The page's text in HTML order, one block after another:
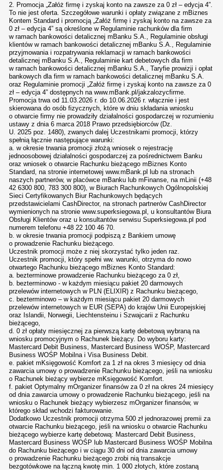
2. Promocja „Załóż firmę i zyskaj konto na zawsze za 0 zł – edycja 4”.
To nie jest oferta. Szczegółowe warunki i opłaty związane z mBiznes
Kontem Standard i promocją „Załóż firmę i zyskaj konto na zawsze za
0 zł – edycja 4” są określone w Regulaminie rachunków dla firm
w ramach bankowości detalicznej mBanku S.A., Regulaminie obsługi
klientów w ramach bankowości detalicznej mBanku S.A., Regulaminie
przyjmowania i rozpatrywania reklamacji w ramach bankowości
detalicznej mBanku S.A., Regulaminie kart debetowych dla firm
w ramach bankowości detalicznej mBanku S.A., Taryfie prowizji i opłat
bankowych dla firm w ramach bankowości detalicznej mBanku S.A.
oraz Regulaminie promocji „Załóż firmę i zyskaj konto na zawsze za 0
zł – edycja 4” dostępnych na www.mBank.pl/jakzalozycfirme.
Promocja trwa od 11.03.2026 r. do 10.06.2026 r. włącznie i jest
skierowana do osób fizycznych, które w dniu składania wniosku
o otwarcie firmy nie prowadziły działalności gospodarczej w rozumieniu
ustawy z dnia 6 marca 2018 Prawo przedsiębiorców (Dz.
U. 2025 poz. 1480), zwanych dalej Uczestnikami promocji, którzy
spełnią łącznie następujące warunki:
a. w okresie trwania promocji złożą wniosek o rejestrację
jednoosobowej działalności gospodarczej za pośrednictwem Banku
oraz wniosek o otwarcie Rachunku bieżącego mBiznes Konto
Standard, na stronie internetowej www.mBank.pl lub na stronach
naszych partnerów, w placówce mBanku lub mFinanse, na mLinii (+48
42 6300 800, 783 300 800), w Biurach Rachunkowych Ogólnopolskiej
Sieci Certyfikowanych Biur Rachunkowych będących
przedstawicielami CashDirector, na stronach partnerów CashDirector
wymienionych na stronie www.superksiegowa.pl, u konsultantów Biura
Obsługi Klientów oraz u konsultantów serwisu Superksiegowa.pl pod
numerem telefonu +48 22 100 46 70.
b. w okresie trwania promocji podpiszą z Bankiem umowę
o prowadzenie Rachunku bieżącego.
Uczestnik promocji może z niej skorzystać tylko jeden raz.
Uczestnik promocji, który spełni ww. warunki, otrzyma do nowo
otwartego Rachunku bieżącego mBiznes Konto Standard:
a. bezterminowe prowadzenie Rachunku bieżącego za 0 zł,
b. bezterminowo - w każdym miesiącu pakiet 20 darmowych
przelewów internetowych w PLN (ELIXIR) z Rachunku bieżącego,
c. bezterminowo – w każdym miesiącu pakiet 20 darmowych
przelewów internetowych w EUR (SEPA) do krajów Unii Europejskiej
oraz Islandii, Norwegii, Liechtensteinu i Szwajcarii z Rachunku
bieżącego,
d. 0 zł opłaty miesięcznej za pierwszą kartę debetową wybraną na
wniosku promocyjnym o Rachunek bieżący. Do wyboru karty:
Mastercard Debit Business, Mastercard Business WOŚP, Mastercard
Business WOŚP Mobilna i Visa Business Debit.
e. pakiet mKsięgowość Komfort za 1 zł na okres 3 miesięcy od dnia
zawarcia umowy o prowadzenie Rachunku bieżącego, jeśli na wniosku
o Rachunek bieżący wybierze mKsięgowość Komfort.
f. pakiet Optymalny mOrganizer finansów za 0 zł na okres 24 miesięcy
od dnia zawarcia umowy o prowadzenie Rachunku bieżącego, jeśli na
wniosku o Rachunek bieżący wybierzesz mOrganizer finansów, w
którego skład wchodzi fakturowanie.
Dodatkowo Uczestnik promocji otrzyma 500 zł jednorazowej premii za
otwarcie Rachunku bieżącego, jeśli na wniosku o otwarcie Rachunku
bieżącego wybierze kartę debetową: Mastercard Debit Business,
Mastercard Business WOŚP lub Mastercard Business WOŚP Mobilna
do Rachunku bieżącego i w ciągu 30 dni od dnia zawarcia umowy
o prowadzenie Rachunku bieżącego zrobi nią transakcje
bezgotówkowe na łączną kwotę min. 1 000 złotych, które zostaną